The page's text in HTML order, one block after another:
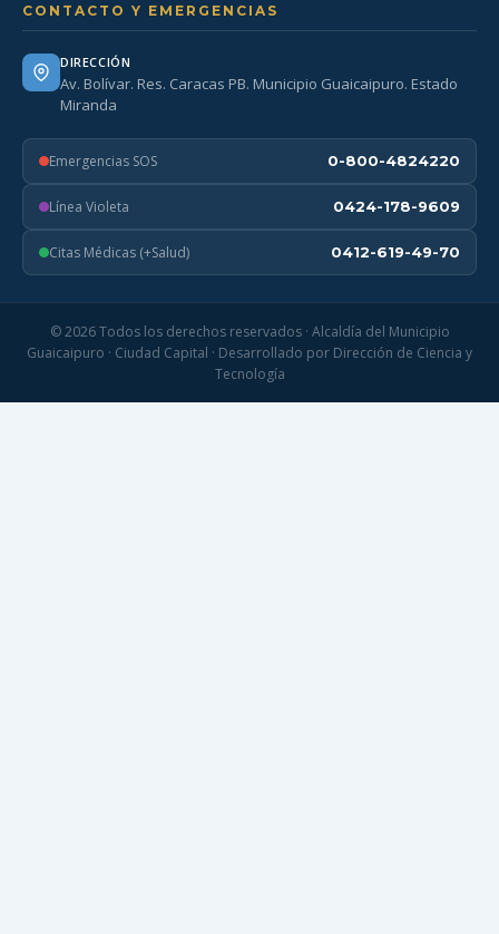
CONTACTO Y EMERGENCIAS
DIRECCIÓN
Av. Bolívar. Res. Caracas PB. Municipio Guaicaipuro. Estado
Miranda
Emergencias SOS 0-800-4824220
Línea Violeta 0424-178-9609
Citas Médicas (+Salud) 0412-619-49-70
© 2026 Todos los derechos reservados · Alcaldía del Municipio
Guaicaipuro · Ciudad Capital · Desarrollado por Dirección de Ciencia y
Tecnología